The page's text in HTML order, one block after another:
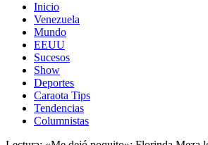
Inicio
Venezuela
Mundo
EEUU
Sucesos
Show
Deportes
Caraota Tips
Tendencias
Columnistas